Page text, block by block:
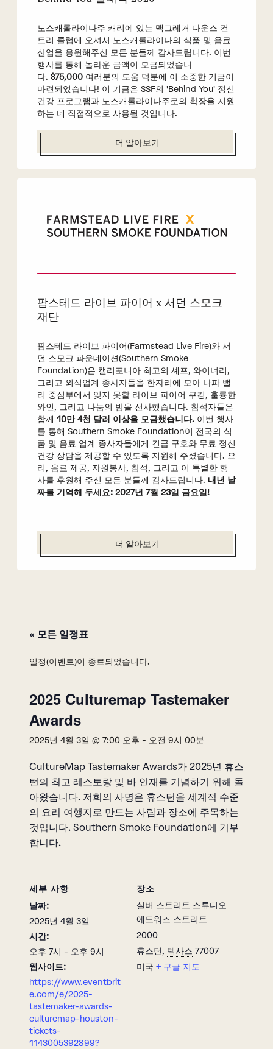
노스캐롤라이나주 캐리에 있는 맥그레거 다운스 컨
트리 클럽에 오셔서 노스캐롤라이나의 식품 및 음료
산업을 응원해주신 모든 분들께 감사드립니다. 이번
행사를 통해 놀라운 금액이 모금되었습니
다. $75,000 여러분의 도움 덕분에 이 소중한 기금이
마련되었습니다! 이 기금은 SSF의 'Behind You' 정신
건강 프로그램과 노스캐롤라이나주로의 확장을 지원
하는 데 직접적으로 사용될 것입니다.
더 알아보기
팜스테드 라이브 파이어 x 서던 스모크
재단
팜스테드 라이브 파이어(Farmstead Live Fire)와 서
던 스모크 파운데이션(Southern Smoke
Foundation)은 캘리포니아 최고의 셰프, 와이너리,
그리고 외식업계 종사자들을 한자리에 모아 나파 밸
리 중심부에서 잊지 못할 라이브 파이어 쿠킹, 훌륭한
와인, 그리고 나눔의 밤을 선사했습니다. 참석자들은
함께 10만 4천 달러 이상을 모금했습니다.이번 행사
를 통해 Southern Smoke Foundation이 전국의 식
품 및 음료 업계 종사자들에게 긴급 구호와 무료 정신
건강 상담을 제공할 수 있도록 지원해 주셨습니다. 요
리, 음료 제공, 자원봉사, 참석, 그리고 이 특별한 행
사를 후원해 주신 모든 분들께 감사드립니다. 내년 날
짜를 기억해 두세요: 2027년 7월 23일 금요일!
더 알아보기
« 모든 일정표
일정(이벤트)이 종료되었습니다.
2025 Culturemap Tastemaker
Awards
2025년 4월 3일 @ 7:00 오후 - 오전 9시 00분
CultureMap Tastemaker Awards가 2025년 휴스
턴의 최고 레스토랑 및 바 인재를 기념하기 위해 돌
아왔습니다. 저희의 사명은 휴스턴을 세계적 수준
의 요리 여행지로 만드는 사람과 장소에 주목하는
것입니다. Southern Smoke Foundation에 기부
합니다.
세부 사항
날짜:
2025년 4월 3일
시간:
오후 7시 - 오후 9시
웹사이트:
https://www.eventbrit
e.com/e/2025-
tastemaker-awards-
culturemap-houston-
tickets-
1143005392899?
장소
실버 스트리트 스튜디오
에드워즈 스트리트
2000
휴스턴, 텍사스 77007
미국 + 구글 지도